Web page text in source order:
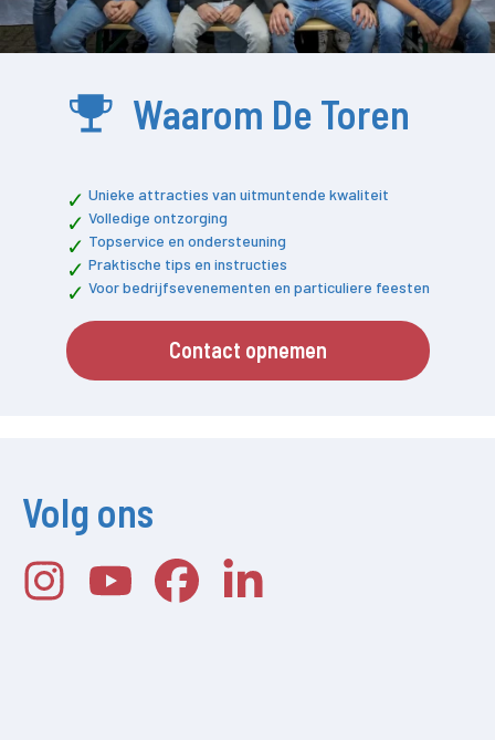
Waarom De Toren
Unieke attracties van uitmuntende kwaliteit
Volledige ontzorging
Topservice en ondersteuning
Praktische tips en instructies
Voor bedrijfsevenementen en particuliere feesten
Contact opnemen
Volg ons